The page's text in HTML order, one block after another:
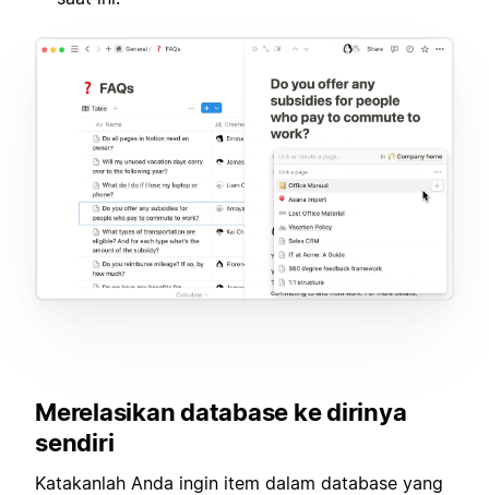
Merelasikan database ke dirinya
sendiri
Katakanlah Anda ingin item dalam database yang